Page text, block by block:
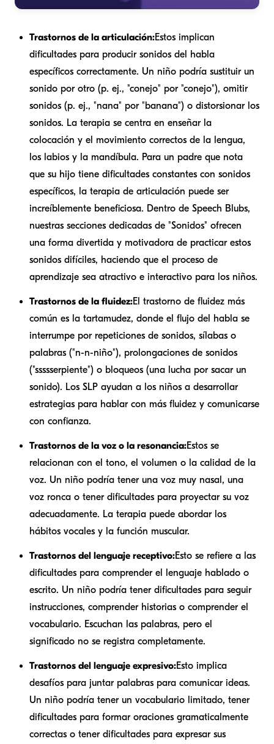
Trastornos de la articulación:Estos implican
dificultades para producir sonidos del habla
específicos correctamente. Un niño podría sustituir un
sonido por otro (p. ej., "conejo" por "conejo"), omitir
sonidos (p. ej., "nana" por "banana") o distorsionar los
sonidos. La terapia se centra en enseñar la
colocación y el movimiento correctos de la lengua,
los labios y la mandíbula. Para un padre que nota
que su hijo tiene dificultades constantes con sonidos
específicos, la terapia de articulación puede ser
increíblemente beneficiosa. Dentro de Speech Blubs,
nuestras secciones dedicadas de "Sonidos" ofrecen
una forma divertida y motivadora de practicar estos
sonidos difíciles, haciendo que el proceso de
aprendizaje sea atractivo e interactivo para los niños.
Trastornos de la fluidez:El trastorno de fluidez más
común es la tartamudez, donde el flujo del habla se
interrumpe por repeticiones de sonidos, sílabas o
palabras ("n-n-niño"), prolongaciones de sonidos
("ssssserpiente") o bloqueos (una lucha por sacar un
sonido). Los SLP ayudan a los niños a desarrollar
estrategias para hablar con más fluidez y comunicarse
con confianza.
Trastornos de la voz o la resonancia:Estos se
relacionan con el tono, el volumen o la calidad de la
voz. Un niño podría tener una voz muy nasal, una
voz ronca o tener dificultades para proyectar su voz
adecuadamente. La terapia puede abordar los
hábitos vocales y la función muscular.
Trastornos del lenguaje receptivo:Esto se refiere a las
dificultades para comprender el lenguaje hablado o
escrito. Un niño podría tener dificultades para seguir
instrucciones, comprender historias o comprender el
vocabulario. Escuchan las palabras, pero el
significado no se registra completamente.
Trastornos del lenguaje expresivo:Esto implica
desafíos para juntar palabras para comunicar ideas.
Un niño podría tener un vocabulario limitado, tener
dificultades para formar oraciones gramaticalmente
correctas o tener dificultades para expresar sus